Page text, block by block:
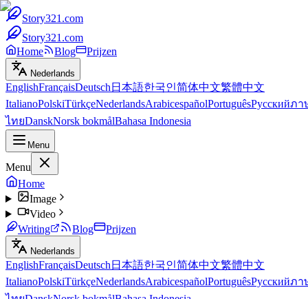
Story321.com
Story321.com
Home
Blog Prijzen
Nederlands
EnglishFrançaisDeutsch 日本語한국인简体中文繁體中文
ItalianoPolskiTürkçeNederlandsArabicespañolPortuguêsРусскийภา
ไทยDanskNorsk bokmålBahasa Indonesia
Menu
Menu
Home
Image
Video
Writing
Blog Prijzen
Nederlands
EnglishFrançaisDeutsch 日本語한국인简体中文繁體中文
ItalianoPolskiTürkçeNederlandsArabicespañolPortuguêsРусскийภา